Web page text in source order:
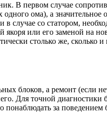
В первом случае
ома), а
случае со статором,
или его заменой на
столько же,
блоков, а ремонт (если
Для точной диагностики
понаблюдать за